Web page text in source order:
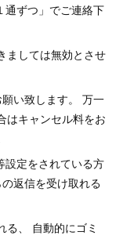
通ずつ」でご連絡下
ましては無効とさせ
い致します。 万一
はキャンセル料をお
設定をされている方
返信を受け取れる
る、 自動的にゴミ